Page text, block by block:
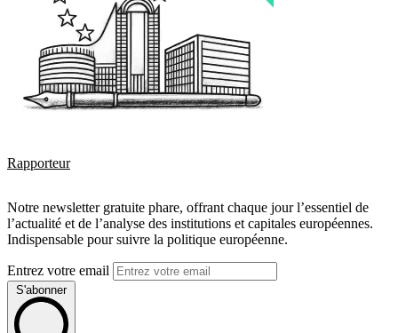
Rapporteur
Notre newsletter gratuite phare, offrant chaque jour l’essentiel de
l’actualité et de l’analyse des institutions et capitales européennes.
Indispensable pour suivre la politique européenne.
Entrez votre email
S'abonner